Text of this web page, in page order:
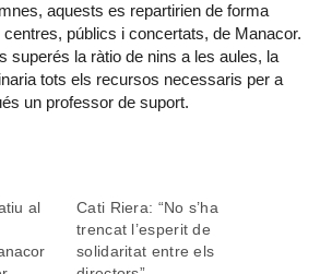
aquests es repartirien de forma
públics i concertats, de Manacor.
superés la ràtio de nins a les aules, la
tots els recursos necessaris per a
un professor de suport.
al
Cati Riera: “No s’ha
trencat l’esperit de
solidaritat entre els